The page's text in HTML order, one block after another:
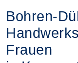
Bohren-
Frauen